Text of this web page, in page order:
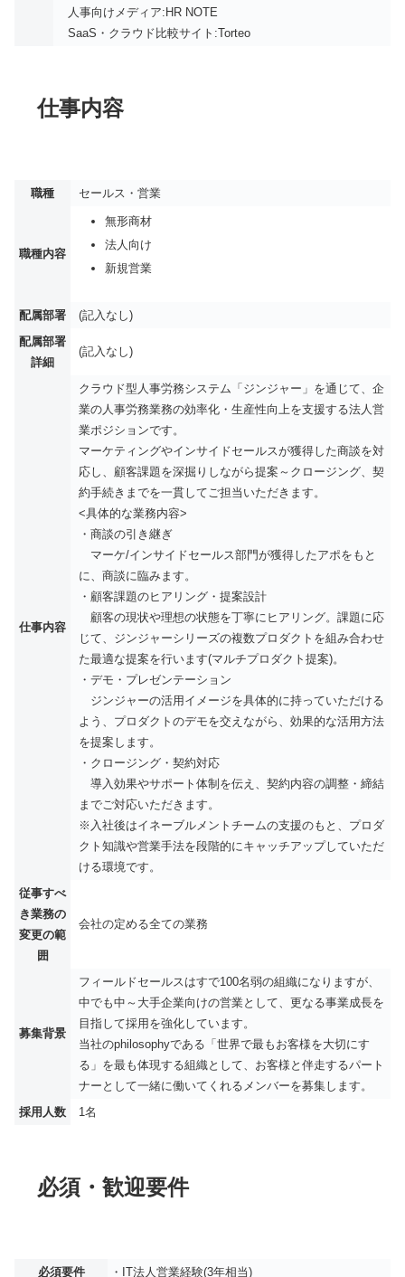
人事向けメディア:HR NOTE
SaaS・クラウド比較サイト:Torteo
仕事内容
職種 セールス・営業
職種内容
無形商材
法人向け
新規営業
配属部署
(記入なし)
配属部署
詳細
(記入なし)
仕事内容
クラウド型人事労務システム「ジンジャー」を通じて、企
業の人事労務業務の効率化・生産性向上を支援する法人営
業ポジションです。
マーケティングやインサイドセールスが獲得した商談を対
応し、顧客課題を深掘りしながら提案～クロージング、契
約手続きまでを一貫してご担当いただきます。
<具体的な業務内容>
・商談の引き継ぎ
マーケ/インサイドセールス部門が獲得したアポをもと
に、商談に臨みます。
・顧客課題のヒアリング・提案設計
顧客の現状や理想の状態を丁寧にヒアリング。課題に応
じて、ジンジャーシリーズの複数プロダクトを組み合わせ
た最適な提案を行います(マルチプロダクト提案)。
・デモ・プレゼンテーション
ジンジャーの活用イメージを具体的に持っていただける
よう、プロダクトのデモを交えながら、効果的な活用方法
を提案します。
・クロージング・契約対応
導入効果やサポート体制を伝え、契約内容の調整・締結
までご対応いただきます。
※入社後はイネーブルメントチームの支援のもと、プロダ
クト知識や営業手法を段階的にキャッチアップしていただ
ける環境です。
従事すべ
き業務の
変更の範
囲
会社の定める全ての業務
募集背景
フィールドセールスはすで100名弱の組織になりますが、
中でも中～大手企業向けの営業として、更なる事業成長を
目指して採用を強化しています。
当社のphilosophyである「世界で最もお客様を大切にす
る」を最も体現する組織として、お客様と伴走するパート
ナーとして一緒に働いてくれるメンバーを募集します。
採用人数
1名
必須・歓迎要件
必須要件 ・IT法人営業経験(3年相当)